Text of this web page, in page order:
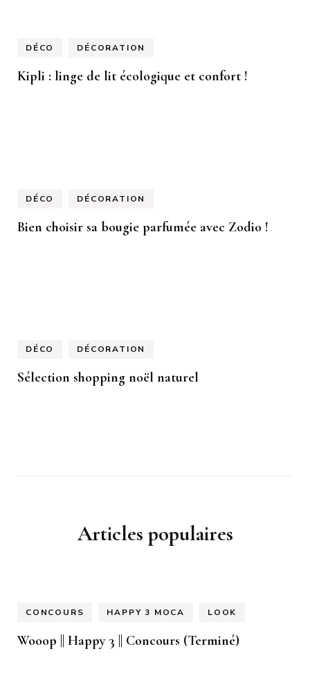
DÉCO DÉCORATION
Kipli : linge de lit écologique et confort !
DÉCO DÉCORATION
Bien choisir sa bougie parfumée avec Zodio !
DÉCO DÉCORATION
Sélection shopping noël naturel
Articles populaires
CONCOURS HAPPY 3 MOCA LOOK
Wooop || Happy 3 || Concours (Terminé)